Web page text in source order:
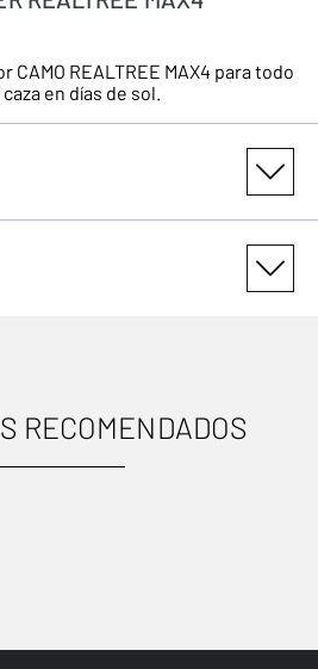
CAMO REALTREE MAX4 para todo
en días de sol.
USOS
RECOMENDADOS